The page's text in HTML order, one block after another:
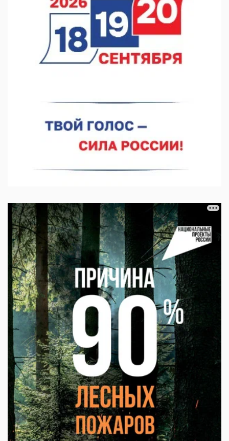
Нижегородские хирурги выполнили трансоральную
операцию на щитовидной железе
06.08.2026 15:03
Более 30 нижегородцев прошли обучение для соцконтракта
06.08.2026 14:46